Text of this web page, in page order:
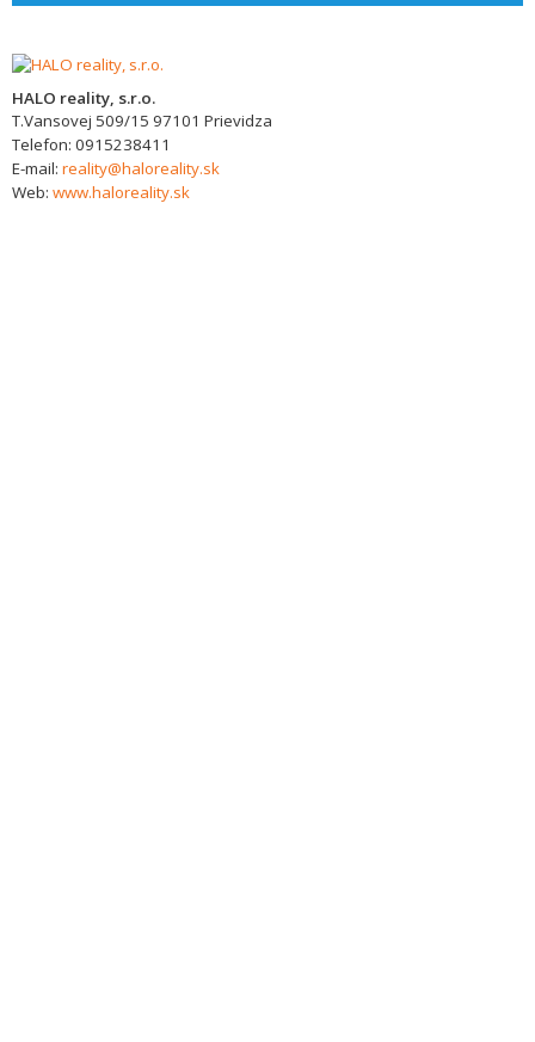
HALO reality, s.r.o.
T.Vansovej 509/15 97101 Prievidza
Telefon: 0915238411
E-mail: reality@haloreality.sk
Web: www.haloreality.sk